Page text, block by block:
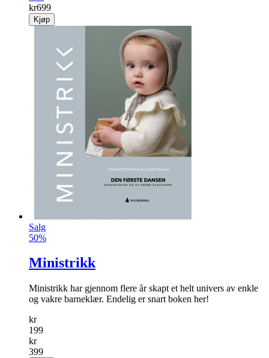
kr699
Kjøp
Salg
50%
Ministrikk
Ministrikk har gjennom flere år skapt et helt univers av enkle
og vakre barneklær. Endelig er snart boken her!
kr
199
kr
399